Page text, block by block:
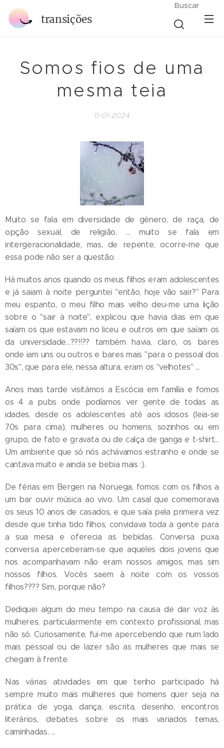
transições
Buscar
Somos fios de uma
mesma teia
11-01-2024
Muito se fala em diversidade de género, de raça, de
opção sexual, de religião, … muito se fala em
intergeracionalidade, mas, de repente, ocorre-me que
essa pode não ser a questão.
Há muitos anos quando os meus filhos eram adolescentes
e já saiam à noite perguntei "então, hoje vão sair?" Para
meu espanto, o meu filho mais velho deu-me uma lição
sobre o "sair à noite", explicou que havia dias em que
saíam os que estavam no liceu e outros em que saíam os
da universidade…??!!?? também havia, claro, os bares
onde iam uns ou outros e bares mais "para o pessoal dos
30s", que para ele, nessa altura, eram os "velhotes" ...
Anos mais tarde visitámos a Escócia em família e fomos
os 4 a pubs onde podíamos ver gente de todas as
idades, desde os adolescentes até aos idosos (leia-se
70s para cima), mulheres ou homens, sozinhos ou em
grupo, de fato e gravata ou de calça de ganga e t-shirt…
Um ambiente que só nós achávamos estranho e onde se
cantava muito e ainda se bebia mais :).
De férias em Bergen na Noruega, fomos com os filhos a
um bar ouvir música ao vivo. Um casal que comemorava
os seus 10 anos de casados, e que saía pela primeira vez
desde que tinha tido filhos, convidava toda a gente para
a sua mesa e oferecia as bebidas. Conversa puxa
conversa aperceberam-se que aqueles dois jovens que
nos acompanhavam não eram nossos amigos, mas sim
nossos filhos. Vocês saem à noite com os vossos
filhos???? Sim, porque não?
Dediquei algum do meu tempo na causa de dar voz às
mulheres, particularmente em contexto profissional, mas
não só. Curiosamente, fui-me apercebendo que num lado
mais pessoal ou de lazer são as mulheres que mais se
chegam à frente.
Nas várias atividades em que tenho participado há
sempre muito mais mulheres que homens quer seja na
prática de yoga, dança, escrita, desenho, encontros
literários, debates sobre os mais variados temas,
caminhadas, …